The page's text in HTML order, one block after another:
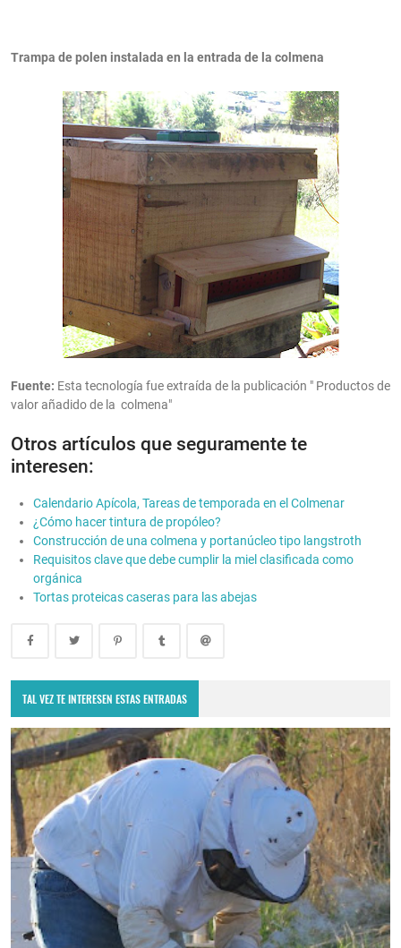
Trampa de polen instalada en la entrada de la colmena
Fuente: Esta tecnología fue extraída de la publicación " Productos de
valor añadido de la colmena"
Otros artículos que seguramente te
interesen:
Calendario Apícola, Tareas de temporada en el Colmenar
¿Cómo hacer tintura de propóleo?
Construcción de una colmena y portanúcleo tipo langstroth
Requisitos clave que debe cumplir la miel clasificada como
orgánica
Tortas proteicas caseras para las abejas
TAL VEZ TE INTERESEN ESTAS ENTRADAS